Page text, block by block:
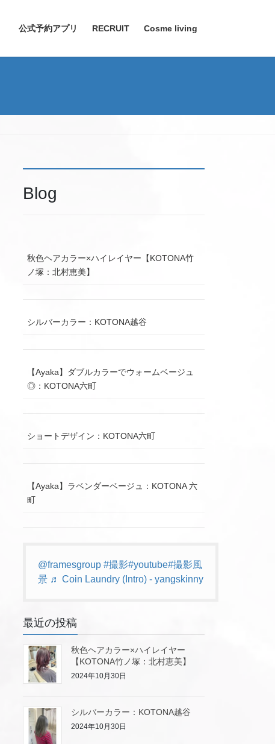
公式予約アプリ RECRUIT Cosme living
Blog
秋色ヘアカラー×ハイレイヤー【KOTONA竹
ノ塚：北村恵美】
シルバーカラー：KOTONA越谷
【Ayaka】ダブルカラーでウォームベージュ
◎：KOTONA六町
ショートデザイン：KOTONA六町
【Ayaka】ラベンダーベージュ：KOTONA 六
町
@framesgroup #撮影#youtube#撮影風
景 ♬ Coin Laundry (Intro) - yangskinny
最近の投稿
秋色ヘアカラー×ハイレイヤー
【KOTONA竹ノ塚：北村恵美】
2024年10月30日
シルバーカラー：KOTONA越谷
2024年10月30日